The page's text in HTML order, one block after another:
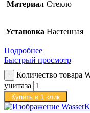
Материал Стекло
Установка Настенная
Подробнее
Быстрый просмотр
Количество товара
унитаза
Купить в 1 клик